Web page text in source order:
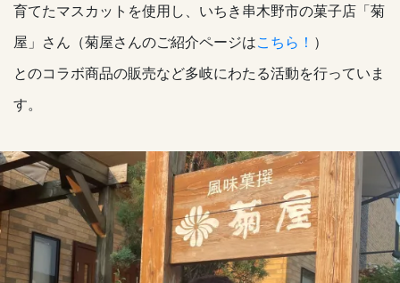
育てたマスカットを使用し、いちき串木野市の菓子店「菊
屋」さん（菊屋さんのご紹介ページはこちら！ ）
とのコラボ商品の販売など多岐にわたる活動を行っていま
す。